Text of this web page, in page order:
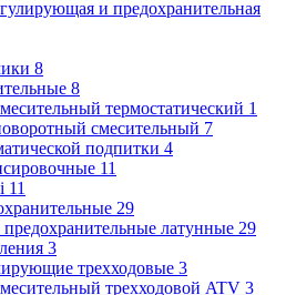
и предохранительная
8
8
термостатический 1
cмесительный 7
подпитки 4
11
11
29
латунные 29
3
трехходовые 3
трехходовой ATV 3